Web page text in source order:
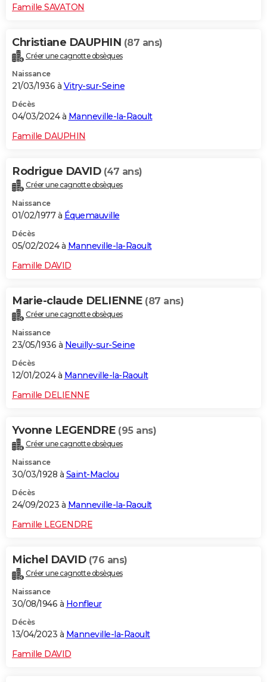
Famille SAVATON
Christiane DAUPHIN (87 ans)
Créer une cagnotte obsèques
Naissance
21/03/1936 à Vitry-sur-Seine
Décès
04/03/2024 à Manneville-la-Raoult
Famille DAUPHIN
Rodrigue DAVID (47 ans)
Créer une cagnotte obsèques
Naissance
01/02/1977 à Équemauville
Décès
05/02/2024 à Manneville-la-Raoult
Famille DAVID
Marie-claude DELIENNE (87 ans)
Créer une cagnotte obsèques
Naissance
23/05/1936 à Neuilly-sur-Seine
Décès
12/01/2024 à Manneville-la-Raoult
Famille DELIENNE
Yvonne LEGENDRE (95 ans)
Créer une cagnotte obsèques
Naissance
30/03/1928 à Saint-Maclou
Décès
24/09/2023 à Manneville-la-Raoult
Famille LEGENDRE
Michel DAVID (76 ans)
Créer une cagnotte obsèques
Naissance
30/08/1946 à Honfleur
Décès
13/04/2023 à Manneville-la-Raoult
Famille DAVID